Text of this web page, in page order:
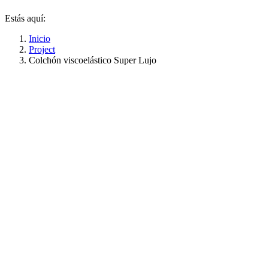
Estás aquí:
Inicio
Project
Colchón viscoelástico Super Lujo